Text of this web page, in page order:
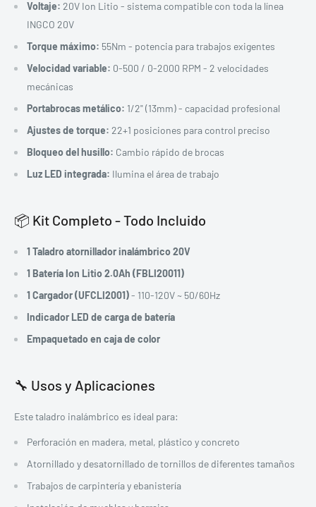
Voltaje: 20V Ion Litio - sistema compatible con toda la línea
INGCO 20V
Torque máximo: 55Nm - potencia para trabajos exigentes
Velocidad variable: 0-500 / 0-2000 RPM - 2 velocidades
mecánicas
Portabrocas metálico: 1/2" (13mm) - capacidad profesional
Ajustes de torque: 22+1 posiciones para control preciso
Bloqueo del husillo: Cambio rápido de brocas
Luz LED integrada: Ilumina el área de trabajo
📦 Kit Completo - Todo Incluido
1 Taladro atornillador inalámbrico 20V
1 Batería Ion Litio 2.0Ah (FBLI20011)
1 Cargador (UFCLI2001)- 110-120V ~ 50/60Hz
Indicador LED de carga de batería
Empaquetado en caja de color
🔧 Usos y Aplicaciones
Este taladro inalámbrico es ideal para:
Perforación en madera, metal, plástico y concreto
Atornillado y desatornillado de tornillos de diferentes tamaños
Trabajos de carpintería y ebanistería